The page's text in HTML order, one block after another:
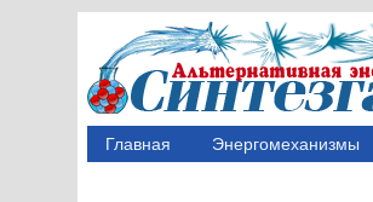
Главная Энергомеханизмы